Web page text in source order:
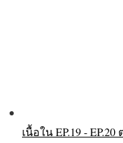
เนื้อใน EP.19 -